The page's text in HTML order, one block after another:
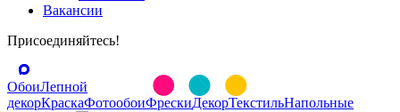
Вакансии
Присоединяйтесь!
ОбоиЛепной
декорКраскаФотообоиФрескиДекорТекстильНапольные